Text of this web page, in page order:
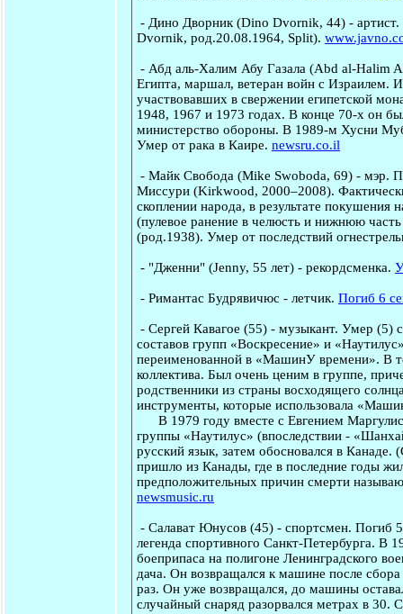
- Дино Дворник (Dino Dvornik, 44) -
Dvornik, род.20.08.1964, Split).
- Абд аль-Халим Абу Газала (Abd al-Halim
Египта, маршал, ветеран войн с Израилем.
участвовавших в свержении египетской
1948, 1967 и 1973 годах. В конце 70-х он
министерство обороны. В 1989-м Хусни
Умер от рака в Каире.newsru.co.il
-Майк Свобода (Mike Swoboda, 69) - мэр.
Миссури (Kirkwood, 2000–2008).
скоплении народа, в результате
(пулевое ранение в челюсть и нижнюю
(род.1938). Умер от последствий
- "Дженни" (Jenny, 55 лет) - рекордсменка.
-Римантас Будрявичюс - летчик.Погиб 6
-Сергей Кавагое (55) - музыкант. Умер (5)
составов групп «Воскресение» и
переименованной в «МашинУ времени». В
коллектива. Был очень ценим в группе,
родственники из страны восходящего
инструменты, которые использовала
В 1979 году вместе с Евгением
группы «Наутилус» (впоследствии -
русский язык, затем обосновался в
пришло из Канады, где в последние годы
предположительных причин смерти
newsmusic.ru
-Салават Юнусов (45) - спортсмен. Погиб
легенда спортивного Санкт-Петербурга. В
боеприпаса на полигоне Ленинградского
дача. Он возвращался к машине после
раз. Он уже возвращался, до машины
случайный снаряд разорвался метрах в 30.